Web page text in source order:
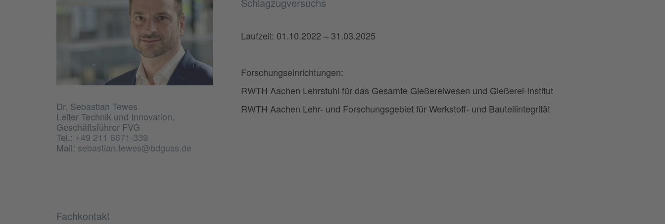
Dr. Sebastian Tewes
Leiter Technik und Innovation,
Geschäftsführer FVG
Tel.: +49 211 6871-339
Mail: sebastian.tewes@bdguss.de
Fachkontakt
Laufzeit: 01.10.2022 – 31.03.2025
Forschungseinrichtungen:
RWTH Aachen Lehrstuhl für das Gesamte Gießereiwesen und Gießerei-Institut
RWTH Aachen Lehr- und Forschungsgebiet für Werkstoff- und Bauteilintegrität